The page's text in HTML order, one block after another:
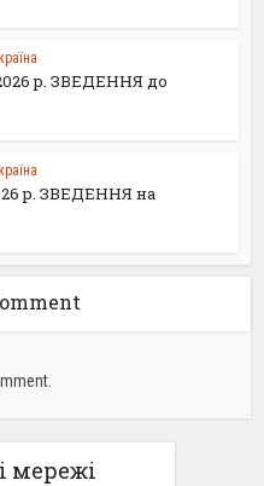
р. ЗВЕДЕННЯ до
р. ЗВЕДЕННЯ на
мережі